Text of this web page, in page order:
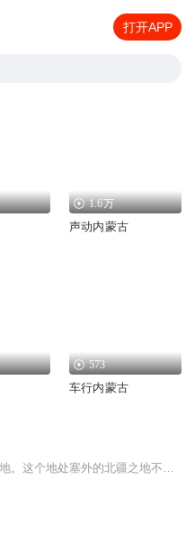
打开APP
1.6万
声动内蒙古
573
车行内蒙古